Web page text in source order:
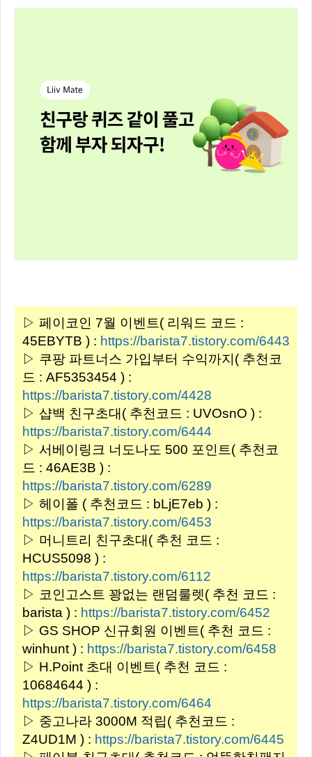
▷ 페이코인 7월 이벤트( 리워드 코드 :
45EBYTB ) : https://barista7.tistory.com/6443
▷ 쿠팡 파트너스 가입부터 수익까지( 추천코
드 : AF5353454 ) :
https://barista7.tistory.com/4428
▷ 샵백 친구초대( 추천코드 : UVOsnO ) :
https://barista7.tistory.com/6444
▷ 서베이링크 너도나도 500 포인트( 추천코
드 : 46AE3B ) :
https://barista7.tistory.com/6289
▷ 헤이폴 ( 추천코드 : bLjE7eb ) :
https://barista7.tistory.com/6453
▷ 머니트리 친구초대( 추천 코드 :
HCUS5098 ) :
https://barista7.tistory.com/6112
▷ 코인고스트 꽝없는 랜덤룰렛( 추천 코드 :
barista ) : https://barista7.tistory.com/6452
▷ GS SHOP 신규회원 이벤트( 추천 코드 :
winhunt ) : https://barista7.tistory.com/6458
▷ H.Point 초대 이벤트( 추천 코드 :
10684644 ) :
https://barista7.tistory.com/6464
▷ 중고나라 3000M 적립( 추천코드 :
Z4UD1M ) : https://barista7.tistory.com/6445